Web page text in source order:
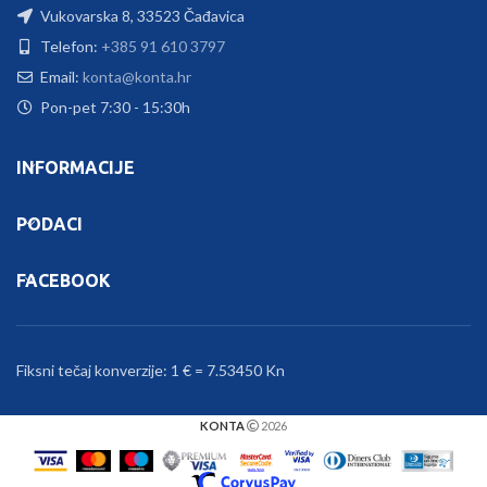
Vukovarska 8, 33523 Čađavica
Telefon: +385 91 610 3797
Email: konta@konta.hr
Pon-pet 7:30 - 15:30h
INFORMACIJE
PODACI
FACEBOOK
Fiksni tečaj konverzije: 1 € = 7.53450 Kn
KONTA 2026